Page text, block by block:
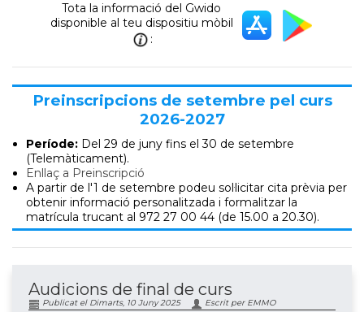
Tota la informació del Gwido
disponible al teu dispositiu mòbil
:
Preinscripcions de setembre pel curs
2026-2027
Període: Del 29 de juny fins el 30 de setembre
(Telemàticament).
Enllaç a Preinscripció
A partir de l'1 de setembre podeu sol·licitar cita prèvia per
obtenir informació personalitzada i formalitzar la
matrícula trucant al 972 27 00 44 (de 15.00 a 20.30).
Audicions de final de curs
Publicat el Dimarts, 10 Juny 2025 Escrit per EMMO